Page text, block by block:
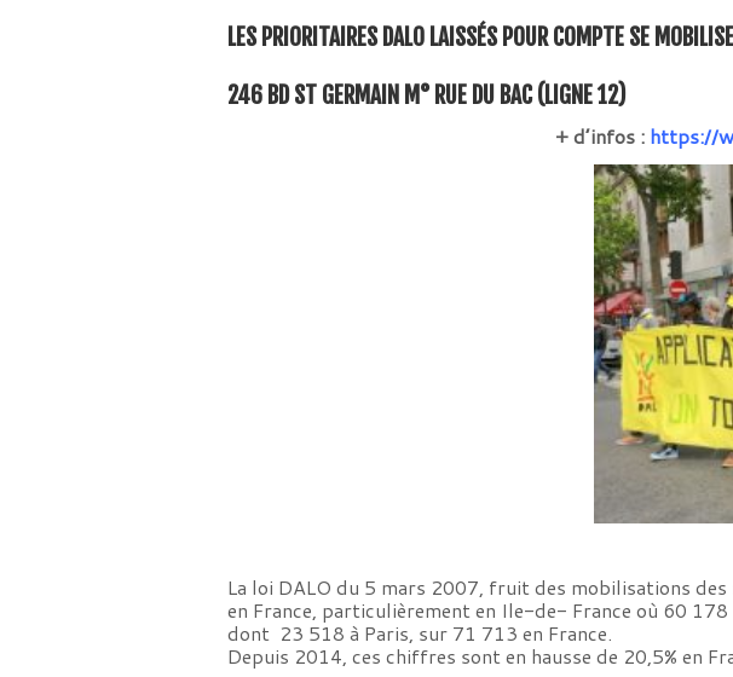
LES PRIORITAIRES DALO LAISSÉS POUR COMPTE SE
246 BD ST GERMAIN M° RUE DU BAC (LIGNE 12)
+ d’infos : https://
La loi DALO du 5 mars 2007, fruit des mobilisations
en France, particulièrement en Ile-de- France où 60
dont 23 518 à Paris, sur 71 713 en France.
Depuis 2014, ces chiffres sont en hausse de 20,5% en